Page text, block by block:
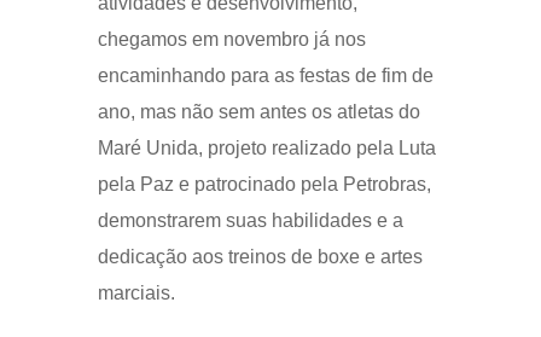
chegamos em novembro já nos
encaminhando para as festas de fim de
ano, mas não sem antes os atletas do
Maré Unida, projeto realizado pela Luta
pela Paz e patrocinado pela Petrobras,
demonstrarem suas habilidades e a
dedicação aos treinos de boxe e artes
marciais.